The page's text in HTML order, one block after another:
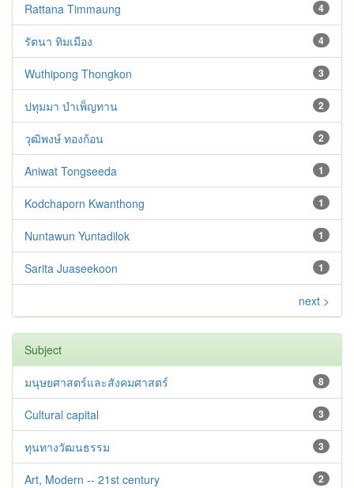
4
Rattana Timmaung
4
รัตนา ทิมเมือง
3
Wuthipong Thongkon
2
ปทุมมา บําเพ็ญทาน
2
วุฒิพงษ์ ทองก้อน
1
Aniwat Tongseeda
1
Kodchaporn Kwanthong
1
Nuntawun Yuntadilok
1
Sarita Juaseekoon
next >
Subject
8
มนุษยศาสตร์และสังคมศาสตร์
3
Cultural capital
3
ทุนทางวัฒนธรรม
2
Art, Modern -- 21st century